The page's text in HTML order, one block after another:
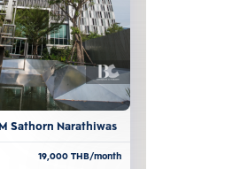
Sathorn Narathiwas
19,000THB/month